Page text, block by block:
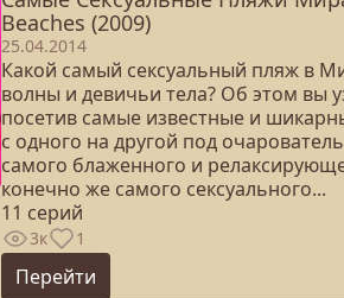
Beaches (2009)
25.04.2014
Какой самый сексуальный пляж в
волны и девичьи тела? Об этом вы
посетив самые известные и
с одного на другой под
самого блаженного и
конечно же самого сексуального...
11 серий
3к 1
Перейти